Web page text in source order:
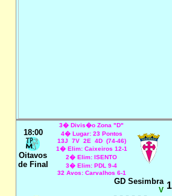
18:00
Oitavos
de Final
3� Divis�o Zona "D"
4� Lugar: 23 Pontos
13J 7V 2E 4D (74-46)
1� Elim: Caixeiros 12-1
2� Elim: ISENTO
3� Elim: PDL 9-4
32 Avos: Carvalhos 6-1
GD Sesimbra
V